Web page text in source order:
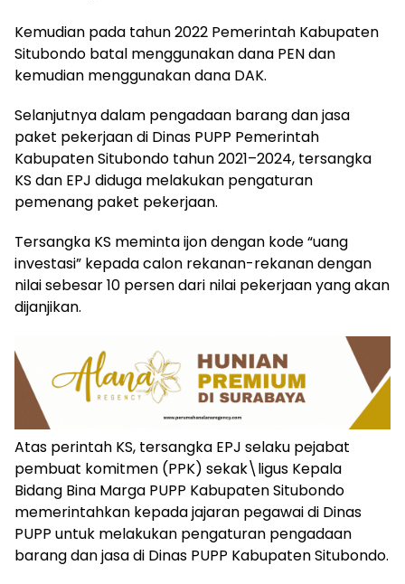
Kemudian pada tahun 2022 Pemerintah Kabupaten
Situbondo batal menggunakan dana PEN dan
kemudian menggunakan dana DAK.
Selanjutnya dalam pengadaan barang dan jasa
paket pekerjaan di Dinas PUPP Pemerintah
Kabupaten Situbondo tahun 2021–2024, tersangka
KS dan EPJ diduga melakukan pengaturan
pemenang paket pekerjaan.
Tersangka KS meminta ijon dengan kode “uang
investasi” kepada calon rekanan-rekanan dengan
nilai sebesar 10 persen dari nilai pekerjaan yang akan
dijanjikan.
Atas perintah KS, tersangka EPJ selaku pejabat
pembuat komitmen (PPK) sekak\ligus Kepala
Bidang Bina Marga PUPP Kabupaten Situbondo
memerintahkan kepada jajaran pegawai di Dinas
PUPP untuk melakukan pengaturan pengadaan
barang dan jasa di Dinas PUPP Kabupaten Situbondo.